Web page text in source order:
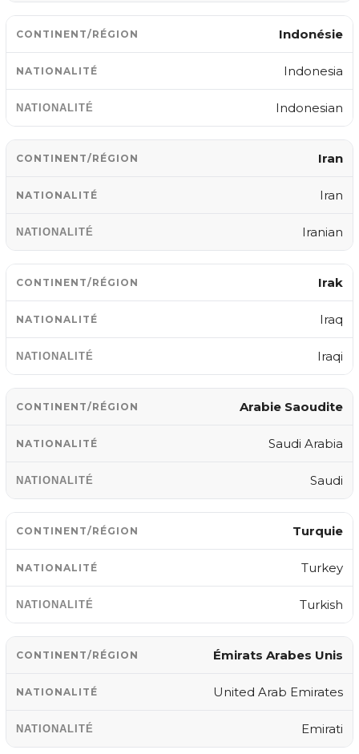
Indonésie
Indonesia
Indonesian
Iran
Iran
Iranian
Irak
Iraq
Iraqi
Arabie Saoudite
Saudi Arabia
Saudi
Turquie
Turkey
Turkish
Émirats Arabes Unis
United Arab Emirates
Emirati